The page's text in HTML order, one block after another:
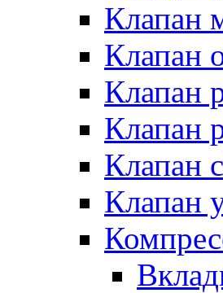
Клапан
Клапан
Клапан
Клапан
Клапан
Клапан